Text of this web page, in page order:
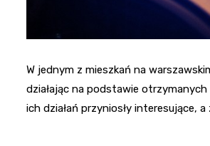
W jednym z mieszkań na
działając na podstawie
ich działań przyniosły interesujące,